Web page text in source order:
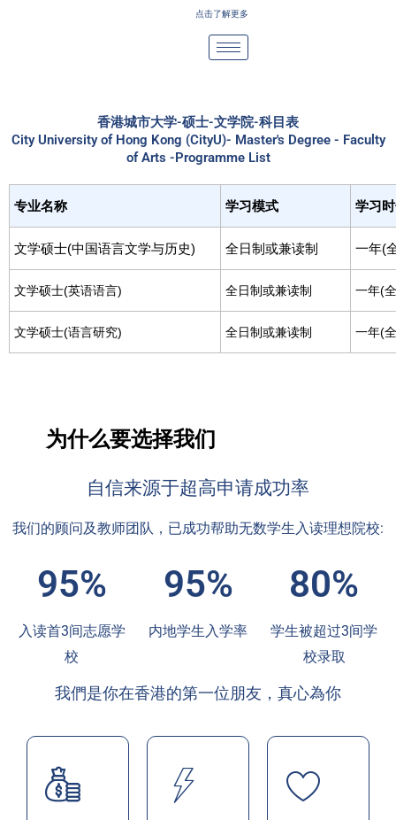
点击了解更多
香港城市大学-硕士-文学院-科目表
City University of Hong Kong (CityU)- Master's Degree - Faculty
of Arts -Programme List
专业名称 学习模式 学习
文学硕士(中国语言文学与历史) 全日制或兼读制 一年(
文学硕士(英语语言) 全日制或兼读制 一年(
文学硕士(语言研究) 全日制或兼读制 一年(
为什么要选择我们
自信来源于超高申请成功率
我们的顾问及教师团队，已成功帮助无数学生入读理想院校:
95%
入读首3间志愿学
校
95%
内地学生入学率
80%
学生被超过3间学
校录取
我們是你在香港的第一位朋友，真心為你